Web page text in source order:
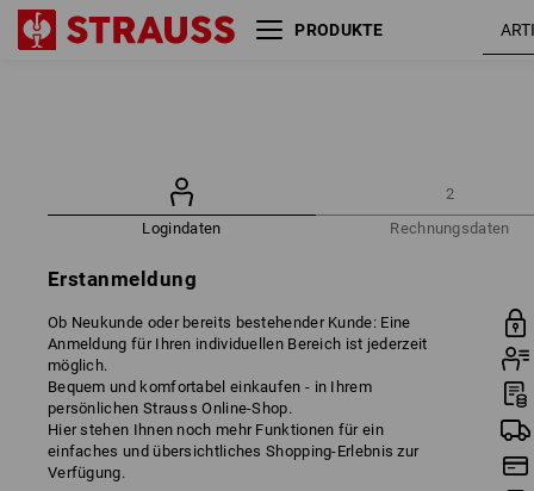
PRODUKTE
2
Logindaten
Rechnungsdaten
Erstanmeldung
Ob Neukunde oder bereits bestehender Kunde: Eine
Anmeldung für Ihren individuellen Bereich ist jederzeit
möglich.
Bequem und komfortabel einkaufen - in Ihrem
persönlichen Strauss Online-Shop.
Hier stehen Ihnen noch mehr Funktionen für ein
einfaches und übersichtliches Shopping-Erlebnis zur
Verfügung.